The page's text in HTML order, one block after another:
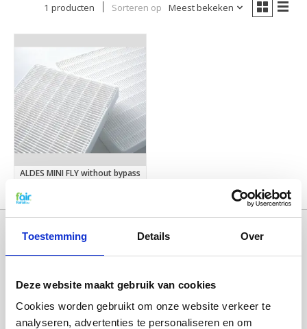
Toestemming Details Over
Deze website maakt gebruik van cookies
Cookies worden gebruikt om onze website verkeer te
analyseren, advertenties te personaliseren en om
1 producten Sorteren op Meest bekeken
ALDES MINI FLY without bypass